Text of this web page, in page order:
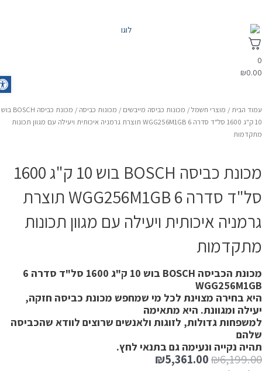
₪
הבית/מוצרי חשמל/מכונות כביסה מייבשים/מכונות כביסה
/ מכונת כביסה BOSCH בוש
10 ק"ג 1600 סל"ד סדרה 6 WGG256M1GB תוצרת גרמניה איכותית ויעילה עם מגוון תכונות
מכונת כביסה BOSCH בוש 10 ק"ג 1600
סל"ד סדרה 6 WGG256M1GB תוצרת
איכותית ויעילה עם מגוון תכונות
מכונת הכביסה BOSCH בוש 10 ק"ג 1600 סל"ד סדרה 6
בחירה מצוינת לכל מי שמחפש מכונת כביסה חזקה,
ומגוונת. היא מתאימה
גדולות, לזוגות ולאנשים שרוצים לוודא שהכביסה
נקייה ונעימה גם בתנאי לחץ.
₪
₪5,361.00